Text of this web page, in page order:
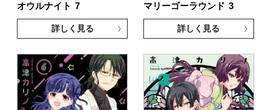
オウルナイト 7
詳しく見る
マリーゴーラウンド 3
詳しく見る